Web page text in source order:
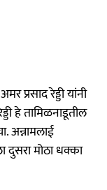
प्रसाद रेड्डी यांनी
हे तामिळनाडूतील
अन्नामलाई
दुसरा मोठा धक्का